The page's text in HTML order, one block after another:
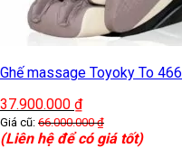
Ghế massage Toyoky To 466
37.900.000 ₫
Giá cũ: 66.000.000₫
(Liên hệ để có giá tốt)